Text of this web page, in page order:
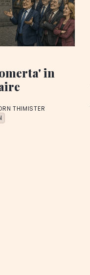
in
THIMISTER